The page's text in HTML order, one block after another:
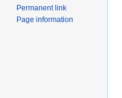
Permanent link
Page information